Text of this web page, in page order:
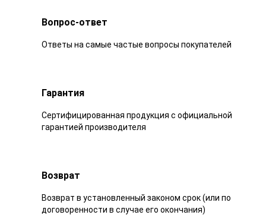
Вопрос-ответ
Ответы на самые частые вопросы покупателей
Гарантия
Сертифицированная продукция с официальной
гарантией производителя
Возврат
Возврат в установленный законом срок (или по
договоренности в случае его окончания)